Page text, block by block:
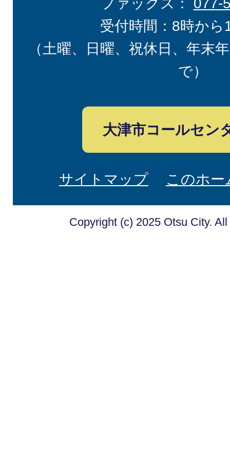
受付時間：8時から
（土曜、日曜、祝休日、年末
で）
大津市コールセン
サイトマップ このホ
Copyright (c) 2025 Otsu City.